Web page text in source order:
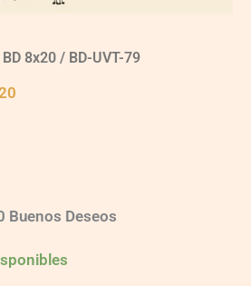
8x20 / BD-UVT-79
Buenos Deseos